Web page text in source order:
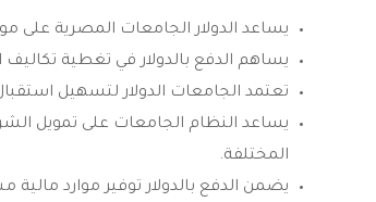
يساعد الدولار الجامعات المصرية على
يساهم الدفع بالدولار في تغطية تكاليف
تعتمد الجامعات الدولار لتسهيل
يساعد النظام الجامعات على تمويل
المختلفة.
يضمن الدفع بالدولار توفير موارد مالية